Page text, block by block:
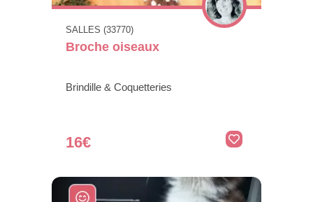
SALLES (33770)
Broche oiseaux
Brindille & Coquetteries
16€